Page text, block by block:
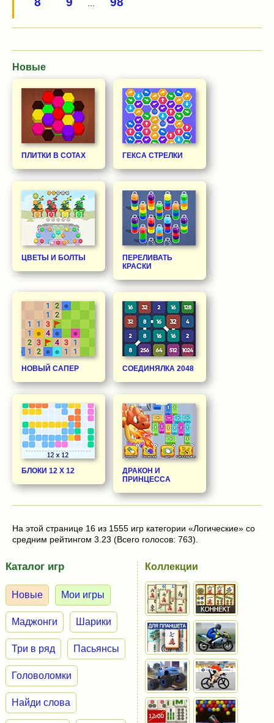
Новые
ПЛИТКИ В СОТАХ ГЕКСА СТРЕЛКИ
ЦВЕТЫ И БОЛТЫ
ПЕРЕЛИВАТЬ
КРАСКИ
НОВЫЙ САПЕР СОЕДИНЯЛКА 2048
БЛОКИ 12 Х 12
ДРАКОН И
ПРИНЦЕССА
На этой странице 16 из 1555 игр категории «Логические» со
средним рейтингом 3.23 (Всего голосов: 763).
Каталог игр
Новые Мои игры
Маджонги Шарики
Три в ряд Пасьянсы
Головоломки
Найди слова
Коллекции